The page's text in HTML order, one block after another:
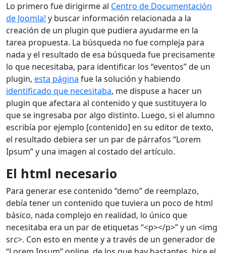
Lo primero fue dirigirme al Centro de Documentación
de Joomla! y buscar información relacionada a la
creación de un plugin que pudiera ayudarme en la
tarea propuesta. La búsqueda no fue compleja para
nada y el resultado de esa búsqueda fue precisamente
lo que necesitaba, para identificar los “eventos” de un
plugin, esta página fue la solución y habiendo
identificado que necesitaba, me dispuse a hacer un
plugin que afectara al contenido y que sustituyera lo
que se ingresaba por algo distinto. Luego, si el alumno
escribía por ejemplo [contenido] en su editor de texto,
el resultado debiera ser un par de párrafos “Lorem
Ipsum” y una imagen al costado del artículo.
El html necesario
Para generar ese contenido “demo” de reemplazo,
debía tener un contenido que tuviera un poco de html
básico, nada complejo en realidad, lo único que
necesitaba era un par de etiquetas “<p></p>” y un <img
src>. Con esto en mente y a través de un generador de